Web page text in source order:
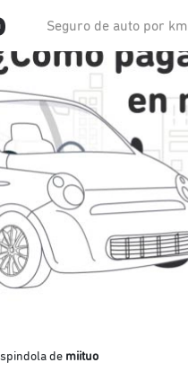
Seguro de auto por km
de miituo